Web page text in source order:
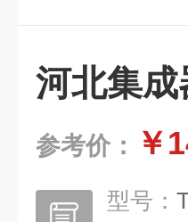
河北集
参考价： ￥
型号：